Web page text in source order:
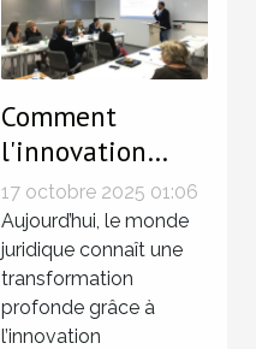
Comment
l'innovation
technologique
redéfinit-elle les
procédures
juridiques ?
17 octobre 2025 01:06
Aujourd’hui, le monde
juridique connaît une
transformation
profonde grâce à
l’innovation